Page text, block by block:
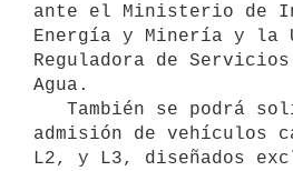
ante el Ministerio de
Energía y Minería y la
Reguladora de
Agua.
admisión de vehículos
L2, y L3, diseñados